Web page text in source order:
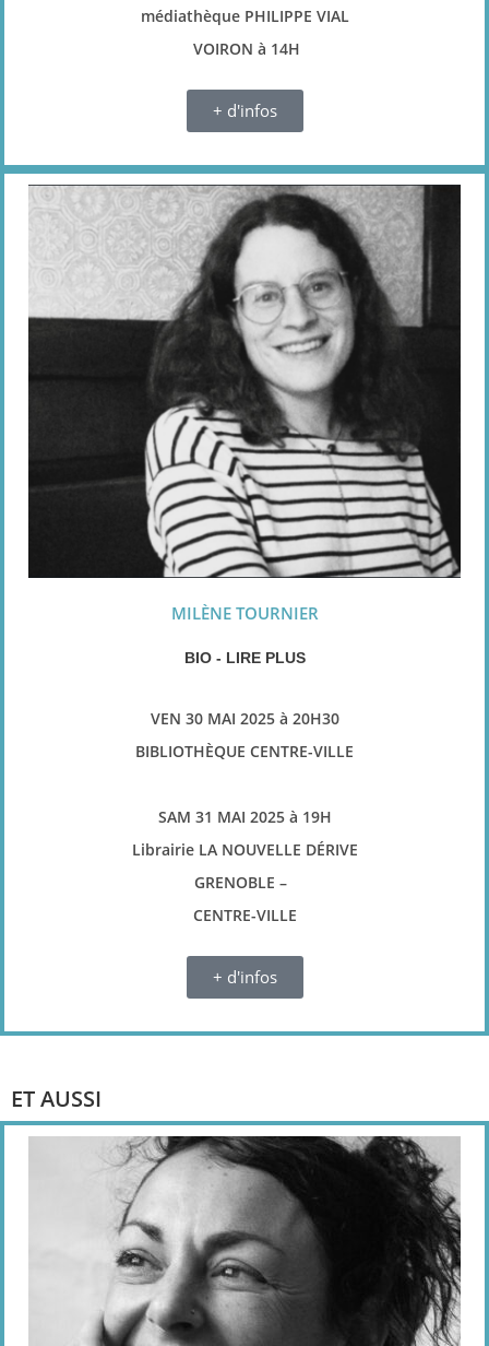
médiathèque PHILIPPE VIAL
VOIRON à 14H
+ d'infos
MILÈNE TOURNIER
BIO - LIRE PLUS
VEN 30 MAI 2025 à 20H30
BIBLIOTHÈQUE CENTRE-VILLE
SAM 31 MAI 2025à 19H
Librairie LA NOUVELLE DÉRIVE
GRENOBLE –
CENTRE-VILLE
+ d'infos
ET AUSSI